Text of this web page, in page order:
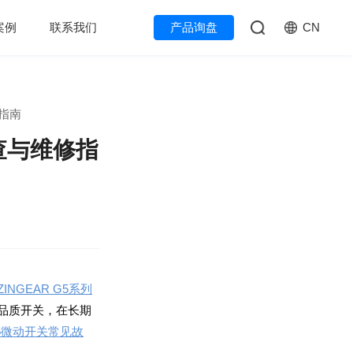
例 联系我们 产品询盘 CN
南